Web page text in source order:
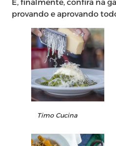
E, finalmente, confira na
provando e aprovando
Timo Cucina